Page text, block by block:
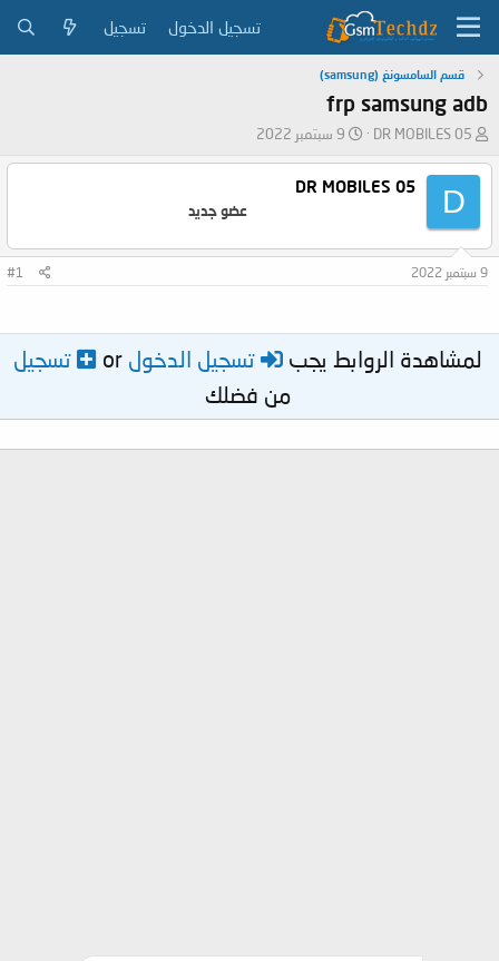
تسجيل الدخول تسجيل
قسم السامسونغ (samsung)
frp samsung adb
ب
د
ل
م
و
ع
DR MOBILES 05
ت
ي
ل
9 سبتمبر 2022
D
DR MOBILES 05
عضو جديد
9 سبتمبر 2022 #1
لمشاهدة الروابط يجب تسجيل الدخول or
تسجيل
من فضلك